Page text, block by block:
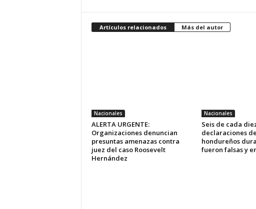
Artículos relacionados Más del autor
Nacionales
ALERTA URGENTE:
Organizaciones denuncian
presuntas amenazas contra
juez del caso Roosevelt
Hernández
Nacionales
Seis de cada
declaraciones
hondureños
fueron falsas y